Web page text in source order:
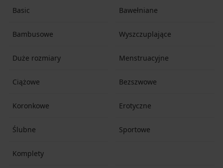
Basic Bawełniane
Bambusowe Wyszczuplające
Duże rozmiary Menstruacyjne
Ciążowe Bezszwowe
Koronkowe Erotyczne
Ślubne Sportowe
Komplety